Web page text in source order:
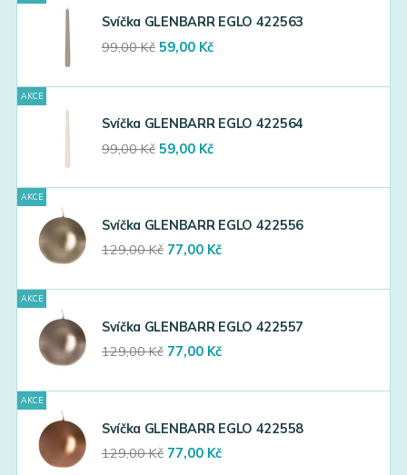
Svíčka GLENBARR EGLO 422563
99,00Kč Original
was:
59,00 KčCurrent
is:
AKCE
Svíčka GLENBARR EGLO 422564
99,00Kč Original
was:
59,00 KčCurrent
is:
AKCE
Svíčka GLENBARR EGLO 422556
129,00Kč Original
was:
77,00 KčCurrent
is:
AKCE
Svíčka GLENBARR EGLO 422557
129,00Kč Original
was:
77,00 KčCurrent
is:
AKCE
Svíčka GLENBARR EGLO 422558
129,00Kč Original
77,00 KčCurrent